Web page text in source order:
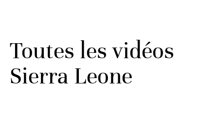
Toutes les vidéos
Sierra Leone